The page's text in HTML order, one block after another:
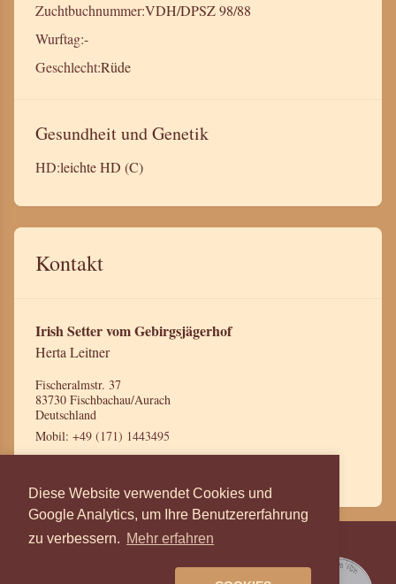
Diese Website verwendet Cookies und
Google Analytics, um Ihre Benutzererfahrung
zu verbessern. Mehr erfahren
Zuchtbuchnummer:VDH/DPSZ 98/88
Wurftag:-
Geschlecht:Rüde
Gesundheit und Genetik
HD:leichte HD (C)
Kontakt
Irish Setter vom Gebirgsjägerhof
Herta Leitner
Fischeralmstr. 37
83730 Fischbachau/Aurach
Deutschland
Mobil: +49 (171) 1443495
Gebirgsjägerhof, Herta Leitner.